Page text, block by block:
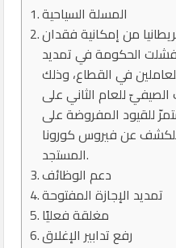
المسلة السياحية
من إمكانية فقدان
الحكومة في تمديد
في القطاع، وذلك
للعام الثاني على
للقيود المفروضة على
للكشف عن فيروس كورونا
المستجد.
دعم الوظائف
تمديد الإجازة المفتوحة
مغلقة فعليًا
رفع تدابير الإغلاق